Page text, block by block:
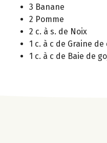
3 Banane
2 Pomme
2 c. à s. de Noix
1 c. à c de Graine de
1 c. à c de Baie de